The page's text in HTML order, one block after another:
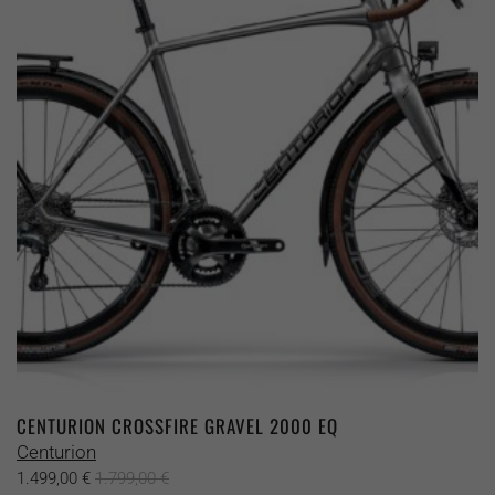
Optionen
auf
der
Produktseite
gewählt
werden
CENTURION CROSSFIRE GRAVEL 2000 EQ
Centurion
1.499,00 € 1.799,00€